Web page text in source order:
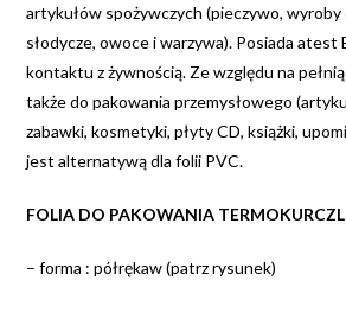
artykułów spożywczych (pieczywo, wyroby
słodycze, owoce i warzywa). Posiada atest
kontaktu z żywnością. Ze względu na
także do pakowania przemysłowego
zabawki, kosmetyki, płyty CD, książki,
jest alternatywą dla folii PVC.
FOLIA DO PAKOWANIA
– forma : półrękaw (patrz rysunek)